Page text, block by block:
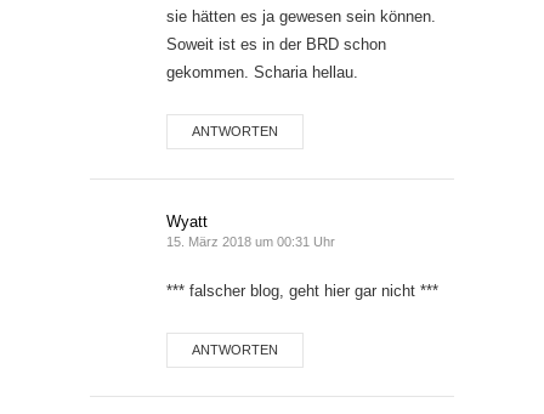
sie hätten es ja gewesen sein können.
Soweit ist es in der BRD schon
gekommen. Scharia hellau.
ANTWORTEN
Wyatt
15. März 2018 um 00:31 Uhr
*** falscher blog, geht hier gar nicht ***
ANTWORTEN